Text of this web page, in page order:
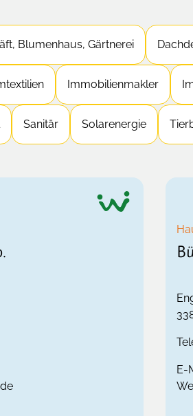
Blumenhaus, Gärtnerei
Immobilienmakler
Sanitär Solarenergie
E-